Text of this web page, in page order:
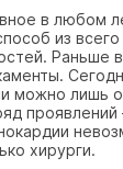
в любом
из всего
Раньше
можно лишь
хирурги.